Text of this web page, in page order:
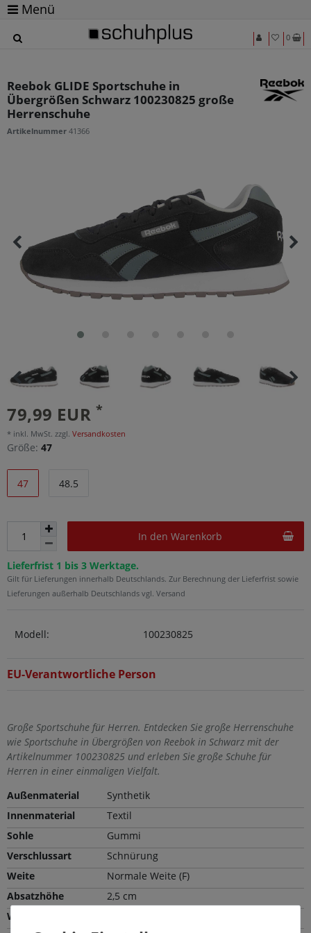
Menü
0
Reebok GLIDE Sportschuhe in
Übergrößen Schwarz 100230825 große
Herrenschuhe
Artikelnummer 41366
79,99 EUR *
* inkl. MwSt. zzgl. Versandkosten
Größe: 47
47 48.5
In den Warenkorb
Lieferfrist 1 bis 3 Werktage.
Gilt für Lieferungen innerhalb Deutschlands. Zur Berechnung der Lieferfrist sowie
Lieferungen außerhalb Deutschlands vgl. Versand
Modell: 100230825
EU-Verantwortliche Person
Große Sportschuhe für Herren. Entdecken Sie große Herrenschuhe
wie Sportschuhe in Übergrößen von Reebok in Schwarz mit der
Artikelnummer 100230825 und erleben Sie große Schuhe für
Herren in einer einmaligen Vielfalt.
Außenmaterial
Synthetik
Innenmaterial
Textil
Sohle
Gummi
Verschlussart
Schnürung
Weite
Normale Weite (F)
Absatzhöhe
2,5 cm
Wechselfußbett